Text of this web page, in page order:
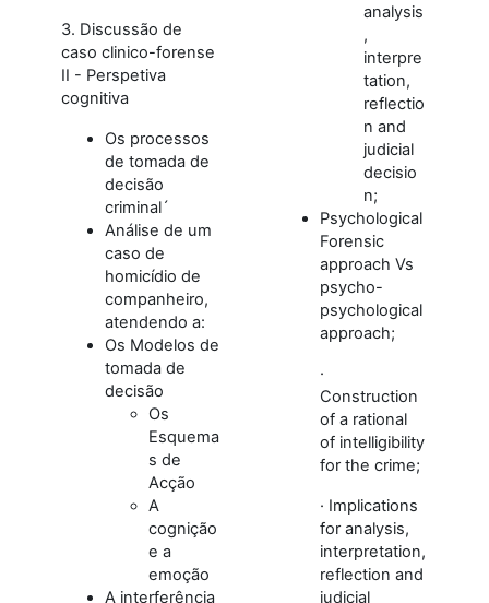
3. Discussão de
caso clinico-forense
II - Perspetiva
cognitiva
Os processos
de tomada de
decisão
criminal´
Análise de um
caso de
homicídio de
companheiro,
atendendo a:
Os Modelos de
tomada de
decisão
Os
Esquema
s de
Acção
A
cognição
e a
emoção
A interferência
analysis
,
interpre
tation,
reflectio
n and
judicial
decisio
n;
Psychological
Forensic
approach Vs
psycho-
psychological
approach;
·
Construction
of a rational
of intelligibility
for the crime;
· Implications
for analysis,
interpretation,
reflection and
judicial